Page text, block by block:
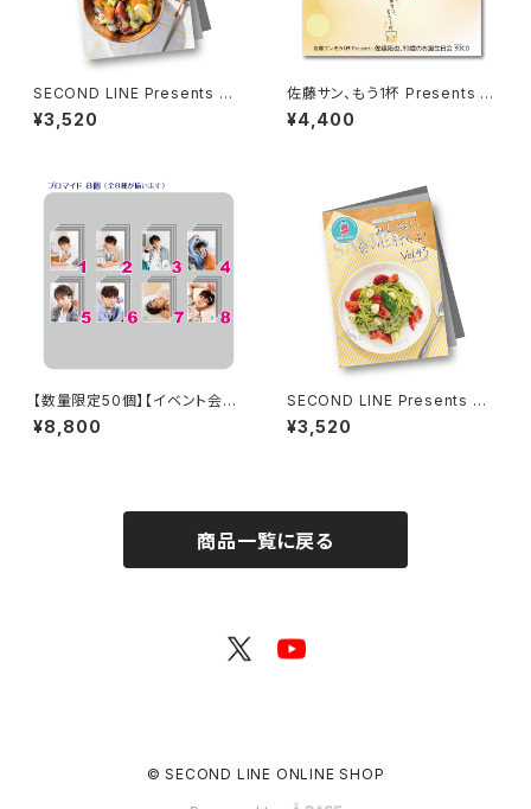
SECOND LINE Presents み
んなに会いに行くよ! 第42回 in
静岡 パンフレット
¥3,520
佐藤サン、もう1杯 Presents 佐
藤拓也、39歳のお誕生日会 39
（Thank you）CD
¥4,400
【数量限定50個】【イベント会場
特典付き】SECOND LINE Pre
sents みんなに会いに行くよ!
¥8,800
SECOND LINE Presents み
んなに会いに行くよ! 第43回 in
静岡 パンフレット
¥3,520
商品一覧に戻る
© SECOND LINE ONLINE SHOP